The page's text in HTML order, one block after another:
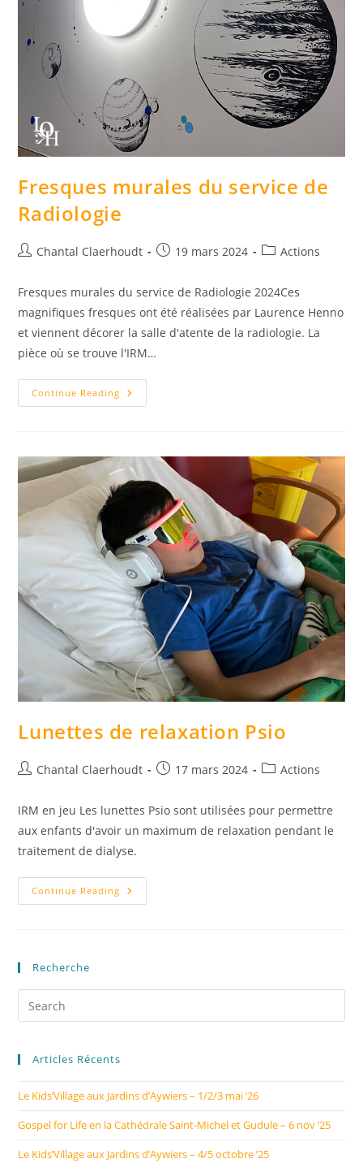
Fresques murales du service de
Radiologie
Chantal Claerhoudt 19 mars 2024 Actions
Fresques murales du service de Radiologie 2024Ces
magnifiques fresques ont été réalisées par Laurence Henno
et viennent décorer la salle d'atente de la radiologie. La
pièce où se trouve l'IRM…
Continue Reading
Lunettes de relaxation Psio
Chantal Claerhoudt 17 mars 2024 Actions
IRM en jeu Les lunettes Psio sont utilisées pour permettre
aux enfants d'avoir un maximum de relaxation pendant le
traitement de dialyse.
Continue Reading
Recherche
Articles Récents
Le Kids’Village aux Jardins d’Aywiers – 1/2/3 mai ’26
Gospel for Life en la Cathédrale Saint-Michel et Gudule – 6 nov ’25
Le Kids’Village aux Jardins d’Aywiers – 4/5 octobre ’25